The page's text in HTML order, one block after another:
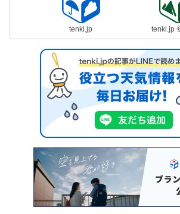
tenki.jp tenki.jp